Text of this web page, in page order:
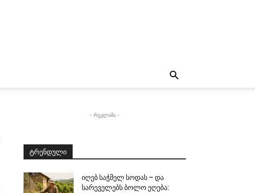
- რეკლამა -
ტრენდული
იღებ საჭმელ სოდას – და
სარეველებს ბოლო ეღება: